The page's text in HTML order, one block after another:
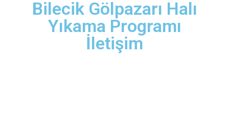
Bilecik Gölpazarı Halı
Yıkama Programı
İletişim